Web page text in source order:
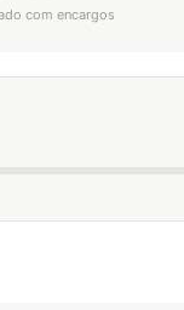
com encargos